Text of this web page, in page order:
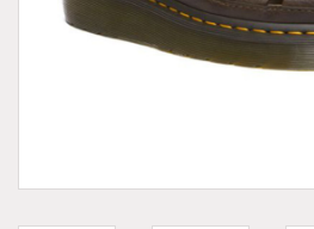
Vêtements